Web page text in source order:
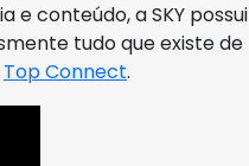
e conteúdo, a SKY possui
tudo que existe de
Top Connect.